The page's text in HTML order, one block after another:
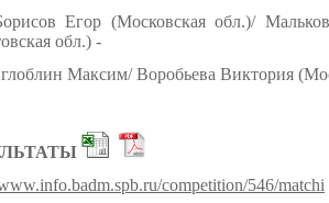
Егор (Московская обл.)/
обл.) -
Максим/ Воробьева Виктория
competition/546/matchi